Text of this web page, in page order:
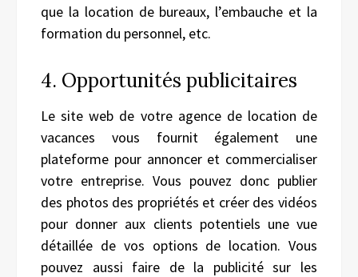
que la location de bureaux, l’embauche et la
formation du personnel, etc.
4. Opportunités publicitaires
Le site web de votre agence de location de
vacances vous fournit également une
plateforme pour annoncer et commercialiser
votre entreprise. Vous pouvez donc publier
des photos des propriétés et créer des vidéos
pour donner aux clients potentiels une vue
détaillée de vos options de location. Vous
pouvez aussi faire de la publicité sur les